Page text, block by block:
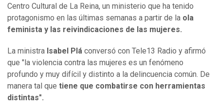
Centro Cultural de La Reina, un ministerio que ha tenido
protagonismo en las últimas semanas a partir de la ola
feminista y las reivindicaciones de las mujeres.
La ministra Isabel Plá conversó con Tele13 Radio y afirmó
que "la violencia contra las mujeres es un fenómeno
profundo y muy difícil y distinto a la delincuencia común. De
manera tal que tiene que combatirse con herramientas
distintas".